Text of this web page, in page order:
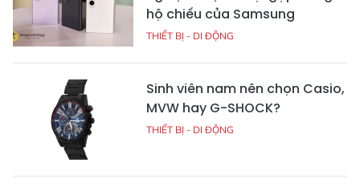
hộ chiếu của Samsung
THIẾT BỊ - DI ĐỘNG
Sinh viên nam nên chọn Casio,
MVW hay G-SHOCK?
THIẾT BỊ - DI ĐỘNG